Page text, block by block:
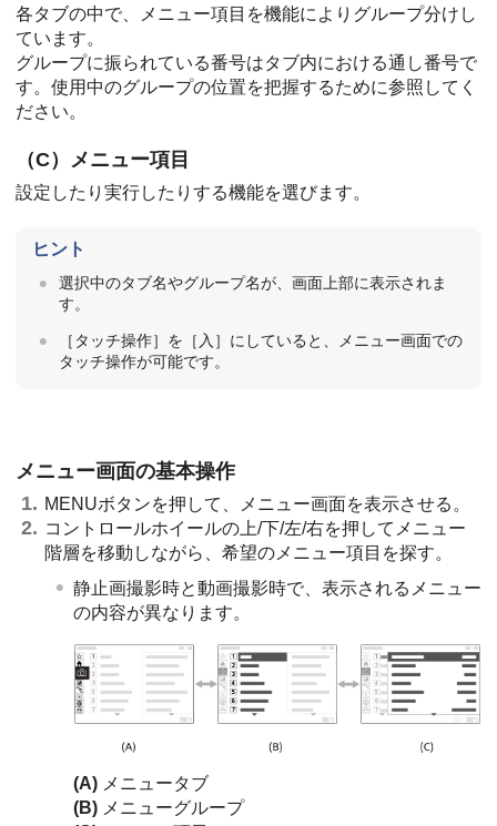
各タブの中で、メニュー項目を機能によりグループ分けし
ています。
グループに振られている番号はタブ内における通し番号で
す。使用中のグループの位置を把握するために参照してく
ださい。
（C）メニュー項目
設定したり実行したりする機能を選びます。
ヒント
選択中のタブ名やグループ名が、画面上部に表示されま
す。
［タッチ操作］ を ［入］ にしていると、メニュー画面での
タッチ操作が可能です。
メニュー画面の基本操作
MENUボタンを押して、メニュー画面を表示させる。
コントロールホイールの上/下/左/右を押してメニュー
階層を移動しながら、希望のメニュー項目を探す。
静止画撮影時と動画撮影時で、表示されるメニュー
の内容が異なります。
(A) メニュータブ
(B) メニューグループ